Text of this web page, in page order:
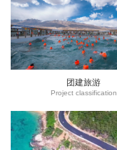
团建旅游
Project classification